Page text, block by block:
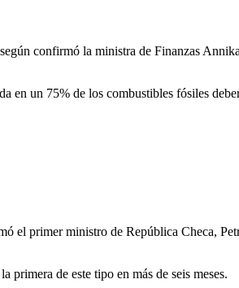
confirmó la ministra de Finanzas
en un 75% de los combustibles fósiles
el primer ministro de República Checa,
de este tipo en más de seis meses.